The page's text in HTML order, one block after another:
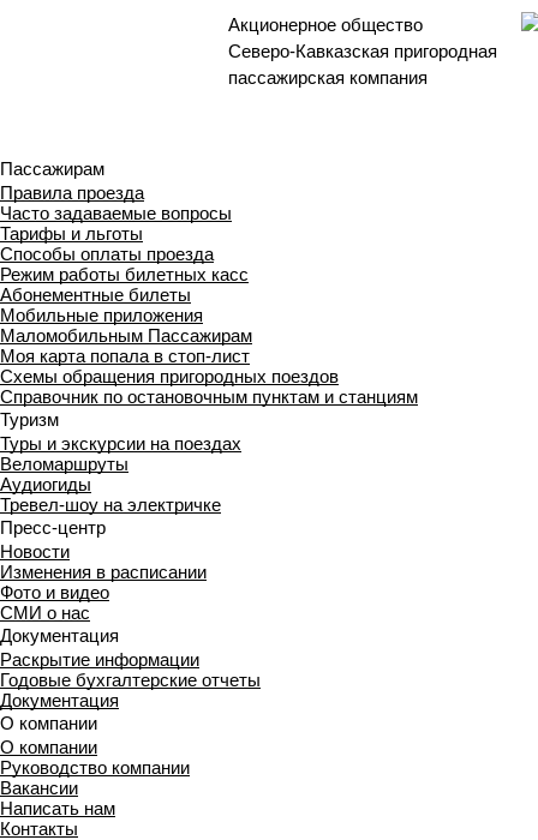
Акционерное общество
Северо-Кавказская пригородная
пассажирская компания
Пассажирам
Правила проезда
Часто задаваемые вопросы
Тарифы и льготы
Способы оплаты проезда
Режим работы билетных касс
Абонементные билеты
Мобильные приложения
Маломобильным Пассажирам
Моя карта попала в стоп-лист
Cхемы обращения пригородных поездов
Справочник по остановочным пунктам и станциям
Туризм
Туры и экскурсии на поездах
Веломаршруты
Аудиогиды
Тревел-шоу на электричке
Пресс-центр
Новости
Изменения в расписании
Фото и видео
СМИ о нас
Документация
Раскрытие информации
Годовые бухгалтерские отчеты
Документация
О компании
О компании
Руководство компании
Вакансии
Написать нам
Контакты